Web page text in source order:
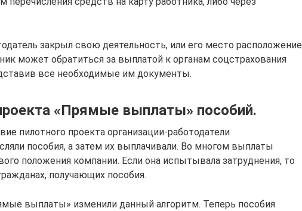
закрыл свою деятельность, или его место расположение
может обратиться за выплатой к органам соцстрахования
все необходимые им документы.
«Прямые выплаты» пособий.
пилотного проекта организации-работодатели
пособия, а затем их выплачивали. Во многом выплаты
положения компании. Если она испытывала затруднения, то
получающих пособия.
выплаты» изменили данный алгоритм. Теперь пособия